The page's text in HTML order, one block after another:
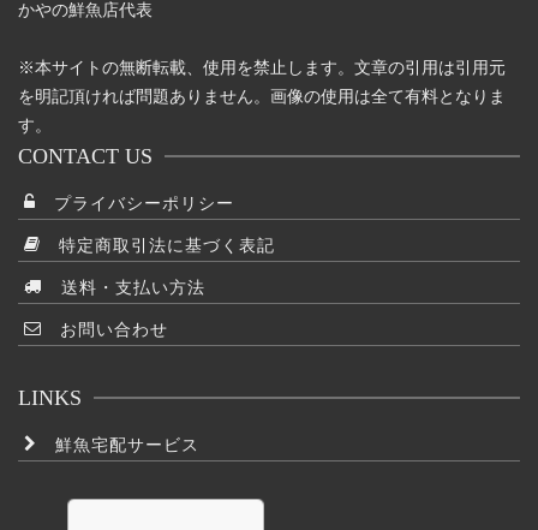
かやの鮮魚店代表
※本サイトの無断転載、使用を禁止します。文章の引用は引用元
を明記頂ければ問題ありません。画像の使用は全て有料となりま
す。
CONTACT US
プライバシーポリシー
特定商取引法に基づく表記
送料・支払い方法
お問い合わせ
LINKS
鮮魚宅配サービス